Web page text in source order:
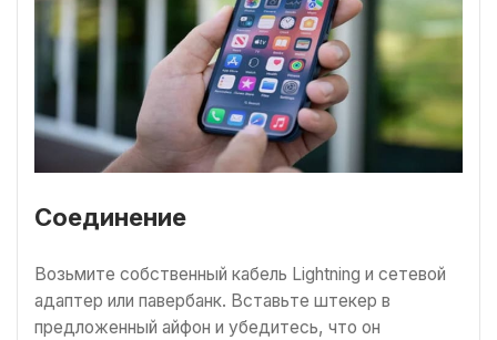
Соединение
Возьмите собственный кабель Lightning и сетевой
адаптер или павербанк. Вставьте штекер в
предложенный айфон и убедитесь, что он